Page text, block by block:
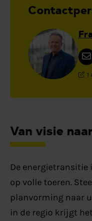
1
Van visie
De
op volle toeren.
planvorming naar
in de regio krijgt